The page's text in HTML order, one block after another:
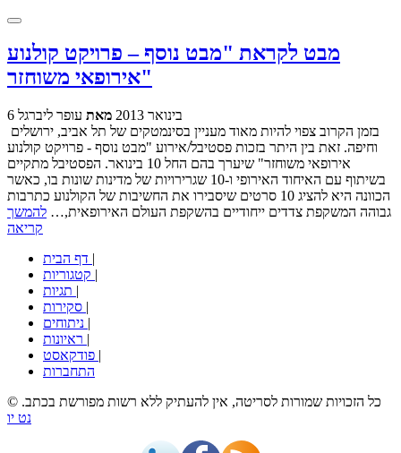
מבט לקראת "מבט נוסף – פרויקט קולנוע
אירופאי משוחזר"
6 בינואר 2013 מאת עופר ליברגל
וחיפה. זאת בין היתר בזכות פסטיבל/אירוע "מבט נוסף - פרויקט קולנוע
אירופאי משוחזר" שיערך בהם החל 10 בינואר. הפסטיבל מתקיים
בשיתוף עם האיחוד האירופי ו-10 שגרירויות של מדינות שונות בו, כאשר
הכוונה היא להציג 10 סרטים שיסבירו את החשיבות של הקולנוע כתרבות
גבוהה המשקפת צדדים ייחודיים בהשקפת העולם האירופאית,… להמשך
קריאה
|
|
|
|
|
|
|
התחברות
© כל הזכויות שמורות לסריטה, אין להעתיק ללא רשות מפורשת בכתב.
נט יו